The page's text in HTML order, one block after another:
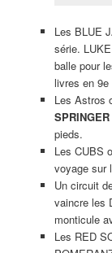
Les BLUE
série.
balle pour
livres en 9e
Les Astros
SPRINGER
pieds.
Les CUBS
voyage sur
Un circuit
vaincre les
monticule
Les RED